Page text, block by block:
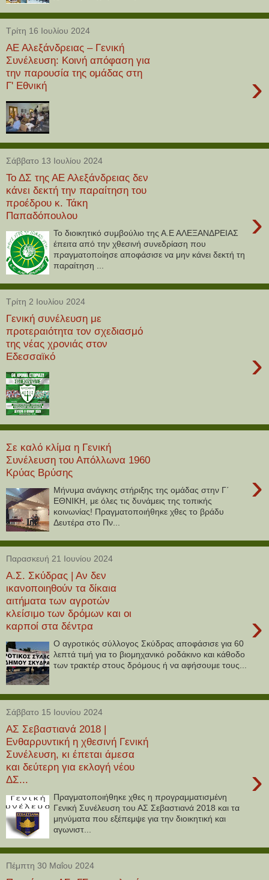
Τρίτη 16 Ιουλίου 2024
ΑΕ Αλεξάνδρειας – Γενική
Συνέλευση: Κοινή απόφαση για
την παρουσία της ομάδας στη
Γ' Εθνική
›
Σάββατο 13 Ιουλίου 2024
Το ΔΣ της ΑΕ Αλεξάνδρειας δεν
κάνει δεκτή την παραίτηση του
προέδρου κ. Τάκη
Παπαδόπουλου
›
Το διοικητικό συμβούλιο της Α.Ε ΑΛΕΞΑΝΔΡΕΙΑΣ
έπειτα από την χθεσινή συνεδρίαση που
πραγματοποίησε αποφάσισε να μην κάνει δεκτή τη
παραίτηση ...
Τρίτη 2 Ιουλίου 2024
Γενική συνέλευση με
προτεραιότητα τον σχεδιασμό
της νέας χρονιάς στον
Εδεσσαϊκό
›
Σε καλό κλίμα η Γενική
Συνέλευση του Απόλλωνα 1960
Κρύας Βρύσης
›
Μήνυμα ανάγκης στήριξης της ομάδας στην Γ΄
ΕΘΝΙΚΗ, με όλες τις δυνάμεις της τοπικής
κοινωνίας! Πραγματοποιήθηκε χθες το βράδυ
Δευτέρα στο Πν...
Παρασκευή 21 Ιουνίου 2024
Α.Σ. Σκύδρας | Αν δεν
ικανοποιηθούν τα δίκαια
αιτήματα των αγροτών
κλείσιμο των δρόμων και οι
καρποί στα δέντρα
›
Ο αγροτικός σύλλογος Σκύδρας αποφάσισε για 60
λεπτά τιμή για το βιομηχανικό ροδάκινο και κάθοδο
των τρακτέρ στους δρόμους ή να αφήσουμε τους...
Σάββατο 15 Ιουνίου 2024
ΑΣ Σεβαστιανά 2018 |
Ενθαρρυντική η χθεσινή Γενική
Συνέλευση, κι έπεται άμεσα
και δεύτερη για εκλογή νέου
ΔΣ...
›
Πραγματοποιήθηκε χθες η προγραμματισμένη
Γενική Συνέλευση του ΑΣ Σεβαστιανά 2018 και τα
μηνύματα που εξέπεμψε για την διοικητική και
αγωνιστ...
Πέμπτη 30 Μαΐου 2024